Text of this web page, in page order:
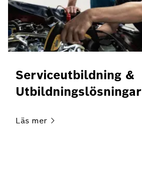
Serviceutbildning &
Utbildningslösningar
Läs mer